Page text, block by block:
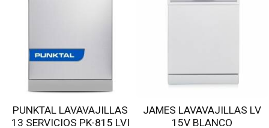
PUNKTAL LAVAVAJILLAS
13 SERVICIOS PK-815 LVI
JAMES LAVAVAJILLAS LV
15V BLANCO